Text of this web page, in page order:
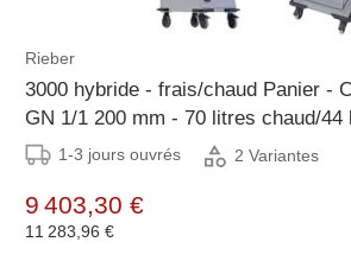
Rieber
3000 hybride - frais/chaud Panier -
GN 1/1 200 mm - 70 litres chaud/44
Disponible avec CHEQUE
1-3 jours ouvrés 2 Variantes
9 403,30 €
11 283,96 €